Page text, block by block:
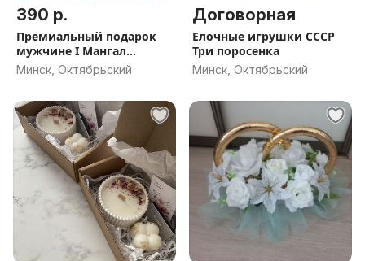
390 р.
Премиальный подарок
мужчине I Мангал
DonKazan СМАЧНЫЙ I
Полный комплект I
Минск, Октябрьский
Договорная
Елочные игрушки СССР
Три поросенка
Минск, Октябрьский